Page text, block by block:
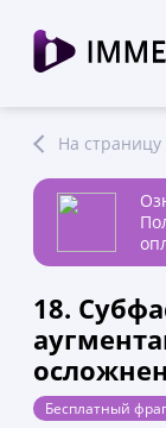
На страницу
18.
Бесплатный